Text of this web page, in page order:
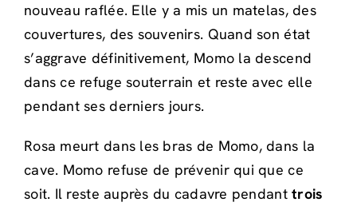
nouveau raflée. Elle y a mis un matelas, des
couvertures, des souvenirs. Quand son état
s’aggrave définitivement, Momo la descend
dans ce refuge souterrain et reste avec elle
pendant ses derniers jours.
Rosa meurt dans les bras de Momo, dans la
cave. Momo refuse de prévenir qui que ce
soit. Il reste auprès du cadavre pendanttrois